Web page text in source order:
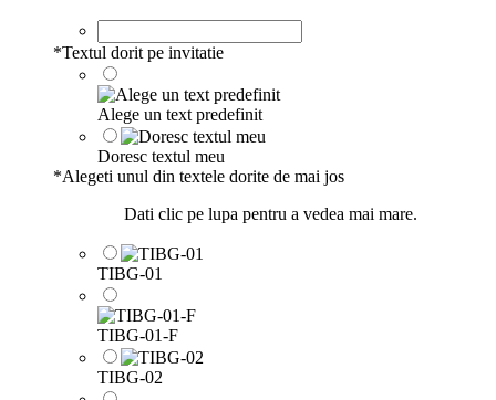
*Textul dorit pe invitatie
Alege un text predefinit
Doresc textul meu
*Alegeti unul din textele dorite de mai jos
Dati clic pe lupa pentru a vedea mai mare.
TIBG-01
TIBG-01-F
TIBG-02